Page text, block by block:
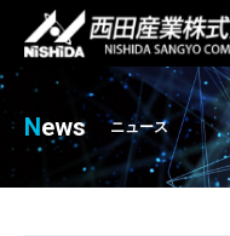
News ニュース